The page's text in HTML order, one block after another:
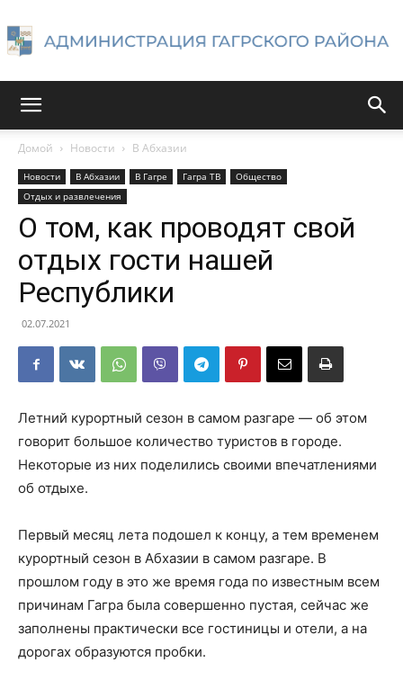
Гагрского
района
Домой Новости В Абхазии
Новости В Абхазии В Гагре Гагра ТВ
Общество
Отдых и развлечения
О том, как проводят свой
отдых гости нашей
Республики
02.07.2021
Летний курортный сезон в самом разгаре — об этом
говорит большое количество туристов в городе.
Некоторые из них поделились своими впечатлениями
об отдыхе.
Первый месяц лета подошел к концу, а тем временем
курортный сезон в Абхазии в самом разгаре. В
прошлом году в это же время года по известным всем
причинам Гагра была совершенно пустая, сейчас же
заполнены практически все гостиницы и отели, а на
дорогах образуются пробки.